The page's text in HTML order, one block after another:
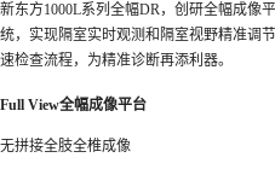
新东方1000L系列全幅DR，创研全幅成像
统，实现隔室实时观测和隔室视野精准调
速检查流程，为精准诊断再添利器。
Full View全幅成像平台
无拼接全肢全椎成像